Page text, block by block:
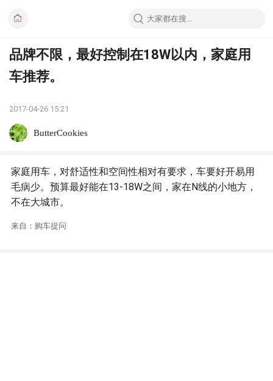
品牌不限，最好控制在18W以内，家庭用
车推荐。
2017-04-26 15:21
ButterCookies
家庭用车，对舒适性和空间性相对有要求，车要好开易用
毛病少。预算最好能在13-18W之间，家在N线的小地方，
不在大城市。
来自：购车提问